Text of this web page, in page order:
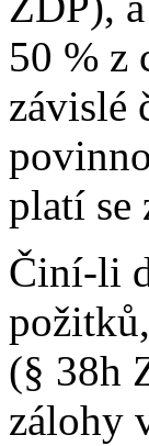
50 % z
závislé
platí se
Činí-li
(§ 38h
zálohy